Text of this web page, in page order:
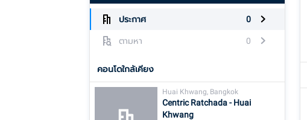
ประกาศ 0
ตามหา 0
คอนโดใกล้เคียง
Huai Khwang, Bangkok
Centric Ratchada - Huai
Khwang